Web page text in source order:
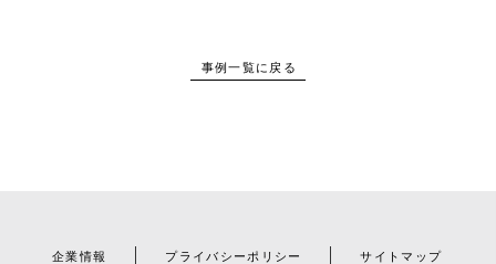
事例一覧に戻る
企業情報 プライバシーポリシー サイトマップ